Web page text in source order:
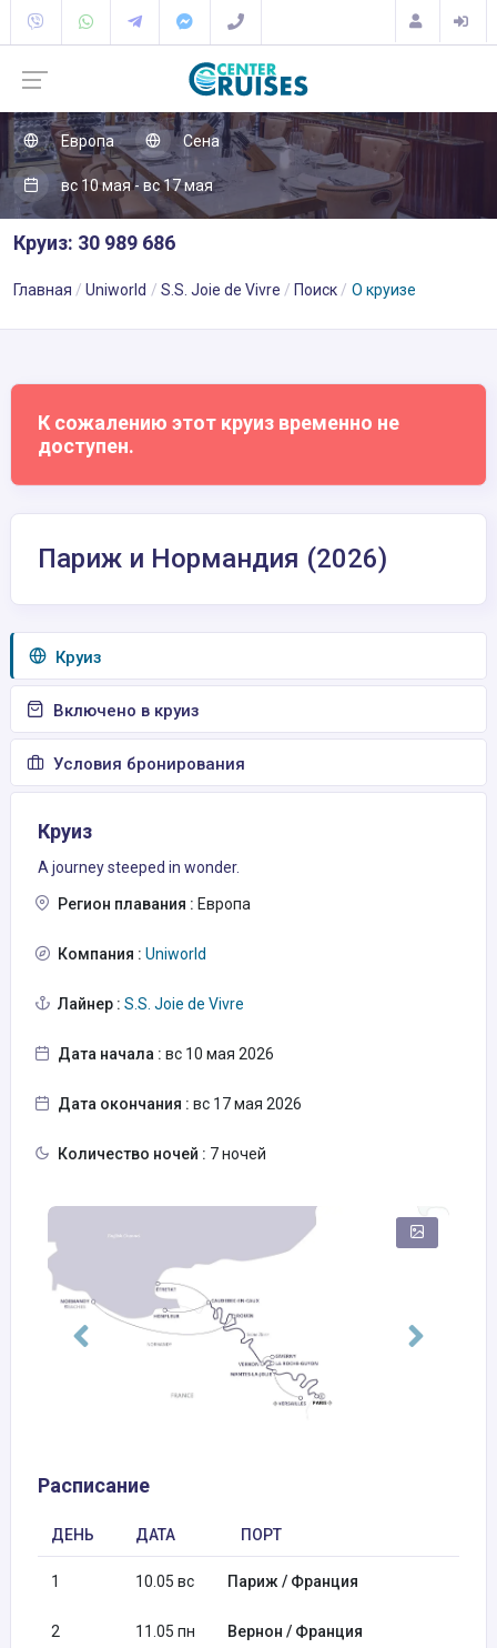
Европа Сена
вс 10 мая - вс 17 мая
Круиз: 30 989 686
Главная Uniworld S.S. Joie de Vivre Поиск О круизе
К сожалению этот круиз временно не
доступен.
Париж и Нормандия (2026)
Круиз
Включено в круиз
Условия бронирования
Круиз
A journey steeped in wonder.
Регион плавания : Европа
Компания : Uniworld
Лайнер : S.S. Joie de Vivre
Дата начала : вс 10 мая 2026
Дата окончания : вс 17 мая 2026
Количество ночей : 7 ночей
Расписание
ДЕНЬ ДАТА ПОРТ
1 10.05 вс Париж / Франция
2 11.05 пн Вернон / Франция